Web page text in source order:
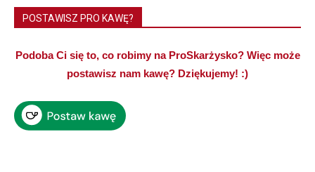
POSTAWISZ PRO KAWĘ?
Podoba Ci się to, co robimy na ProSkarżysko? Więc może
postawisz nam kawę? Dziękujemy! :)